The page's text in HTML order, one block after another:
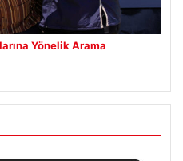
Yönelik Arama